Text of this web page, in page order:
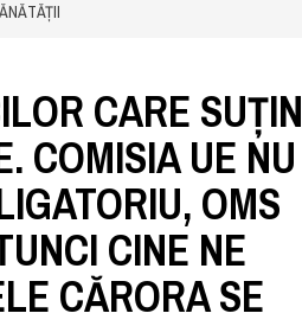
CARE SUȚIN
COMISIA UE NU
OMS
CINE NE
CĂRORA SE